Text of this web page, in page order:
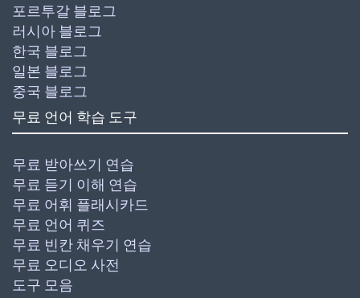
포르투갈 블로그
러시아 블로그
한국 블로그
일본 블로그
중국 블로그
무료 언어 학습 도구
무료 받아쓰기 연습
무료 듣기 이해 연습
무료 어휘 플래시카드
무료 언어 퀴즈
무료 빈칸 채우기 연습
무료 오디오 사전
도구 모음